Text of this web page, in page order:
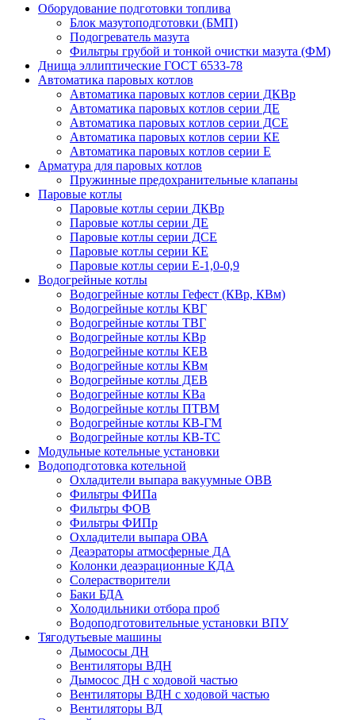
Оборудование подготовки топлива
Блок мазутоподготовки (БМП)
Подогреватель мазута
Фильтры грубой и тонкой очистки мазута (ФМ)
Днища эллиптические ГОСТ 6533-78
Автоматика паровых котлов
Автоматика паровых котлов серии ДКВр
Автоматика паровых котлов серии ДЕ
Автоматика паровых котлов серии ДСЕ
Автоматика паровых котлов серии КЕ
Автоматика паровых котлов серии Е
Арматура для паровых котлов
Пружинные предохранительные клапаны
Паровые котлы
Паровые котлы серии ДКВр
Паровые котлы серии ДЕ
Паровые котлы серии ДСЕ
Паровые котлы серии КЕ
Паровые котлы серии Е-1,0-0,9
Водогрейные котлы
Водогрейные котлы Гефест (КВр, КВм)
Водогрейные котлы КВГ
Водогрейные котлы ТВГ
Водогрейные котлы КВр
Водогрейные котлы КЕВ
Водогрейные котлы КВм
Водогрейные котлы ДЕВ
Водогрейные котлы КВа
Водогрейные котлы ПТВМ
Водогрейные котлы КВ-ГМ
Водогрейные котлы КВ-ТС
Модульные котельные установки
Водоподготовка котельной
Охладители выпара вакуумные ОВВ
Фильтры ФИПа
Фильтры ФОВ
Фильтры ФИПр
Охладители выпара ОВА
Деаэраторы атмосферные ДА
Колонки деаэрационные КДА
Солерастворители
Баки БДА
Холодильники отбора проб
Водоподготовительные установки ВПУ
Тягодутьевые машины
Дымососы ДН
Вентиляторы ВДН
Дымосос ДН с ходовой частью
Вентиляторы ВДН с ходовой частью
Вентиляторы ВД